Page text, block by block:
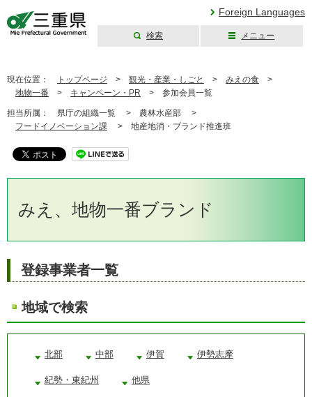
Foreign Languages
検索 メニュー
現在位置： トップページ > 観光・産業・しごと > みえの食 >
地物一番 > キャンペーン・PR > 参加会員一覧
担当所属： 県庁の組織一覧 > 農林水産部 >
フードイノベーション課 > 地産地消・ブランド推進班
みえ、地物一番ブランド
登録事業者一覧
地域で検索
北部 中部 伊賀 伊勢志摩
紀勢・東紀州 他県